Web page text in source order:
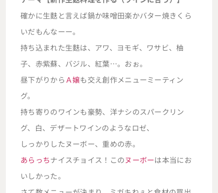
確かに生麩と言えば鍋か味噌田楽かバター焼きくら
いだもんなーー。
持ち込まれた生麩は、アワ、ヨモギ、ワサビ、柚
子、赤紫蘇、バジル、紅葉…。おぉ。
昼下がりから Ａ嬢も交え創作メニューミーティン
グ。
持ち寄りのワインも豪勢、洋ナシのスパークリン
グ、白、デザートワインのようなロゼ、
しっかりしたヌーボー、重めの赤。
あらっちナイスチョイス！このヌーボーは本当にお
いしかった。